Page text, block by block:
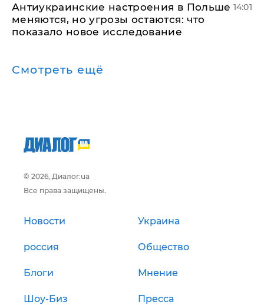
Антиукраинские настроения в Польше
меняются, но угрозы остаются: что
показало новое исследование
14:01
Смотреть ещё
© 2026, Диалог.ua
Все права защищены.
Новости Украина
россия Общество
Блоги Мнение
Шоу-Биз Пресса